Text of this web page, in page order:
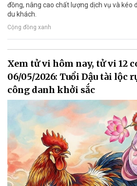
đồng, nâng cao chất lượng dịch vụ và kéo
du khách.
Cộng đồng xanh
Xem tử vi hôm nay, tử vi 12
06/05/2026: Tuổi Dậu tài lộc
công danh khởi sắc